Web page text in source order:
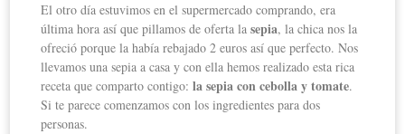
El otro día estuvimos en el supermercado comprando, era
última hora así que pillamos de oferta lasepia, la chica nos la
ofreció porque la había rebajado 2 euros así que perfecto. Nos
llevamos una sepia a casa y con ella hemos realizado esta rica
receta que comparto contigo:la sepia con cebolla y tomate.
Si te parece comenzamos con los ingredientes para dos
personas.